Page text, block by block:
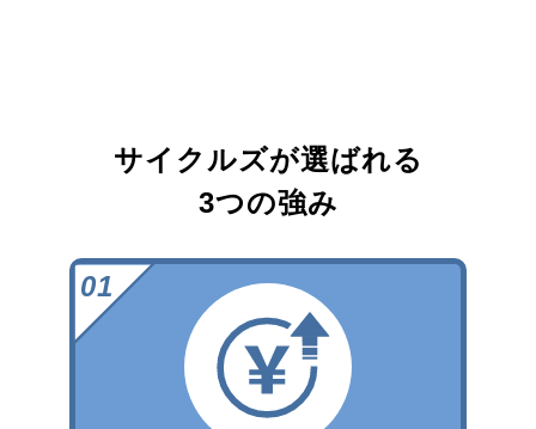
サイクルズが選ばれる
3つの強み